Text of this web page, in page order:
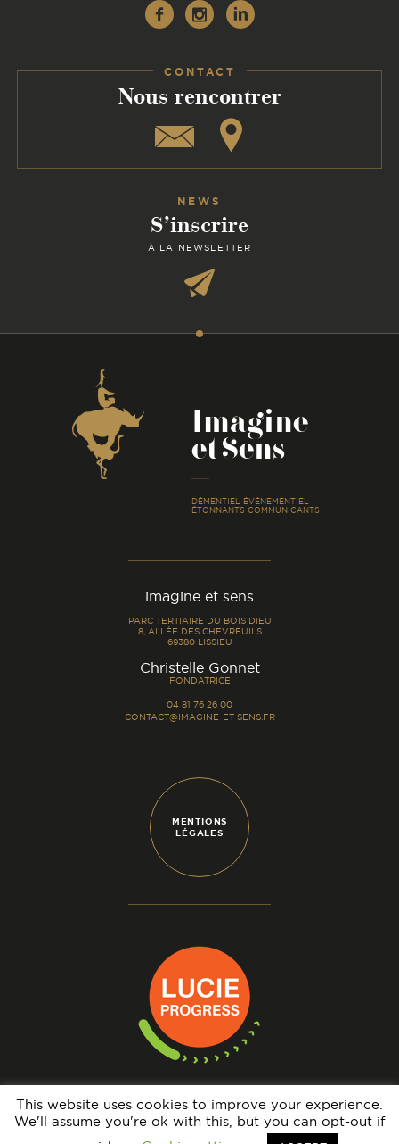
CONTACT
Nous rencontrer
NEWS
S’inscrire
À LA NEWSLETTER
Coordonnées
Imagine
et Sens
DÉMENTIEL ÉVÉNEMENTIEL
ÉTONNANTS COMMUNICANTS
imagine et sens
PARC TERTIAIRE DU BOIS DIEU
8, ALLÉE DES CHEVREUILS
69380 LISSIEU
Christelle Gonnet-
FONDATRICE
04 81 76 26 00
CONTACT@IMAGINE-ET-SENS.FR
MENTIONS
LÉGALES
N° IMMATRICULATION OPÉRATEUR DE VOYAGES : IM069140005 - GARANTIE
This website uses cookies to improve your experience.
We'll assume you're ok with this, but you can opt-out if